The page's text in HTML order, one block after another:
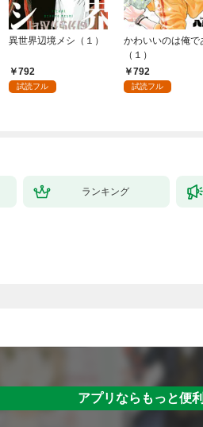
異世界辺境メシ（１）
792
試読フル
かわいいのは俺で
（１）
792
試読フル
ランキング
アプリならもっと便